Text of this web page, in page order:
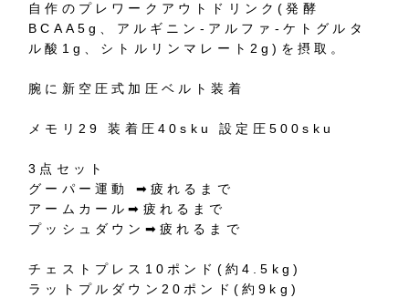
自作のプレワークアウトドリンク(発酵
BCAA5g、アルギニン-アルファ-ケトグルタ
ル酸1g、シトルリンマレート2g)を摂取。
腕に新空圧式加圧ベルト装着
メモリ29 装着圧40sku 設定圧500sku
3点セット
グーパー運動 ➡︎疲れるまで
アームカール➡︎疲れるまで
プッシュダウン➡︎疲れるまで
チェストプレス10ポンド(約4.5kg)
ラットプルダウン20ポンド(約9kg)